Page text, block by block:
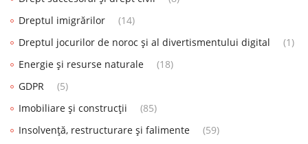
Dreptul imigrărilor
(14)
Dreptul jocurilor de noroc și al divertismentului digital
(1)
Energie și resurse naturale
(18)
GDPR
(5)
Imobiliare și construcții
(85)
Insolvență, restructurare și falimente
(59)